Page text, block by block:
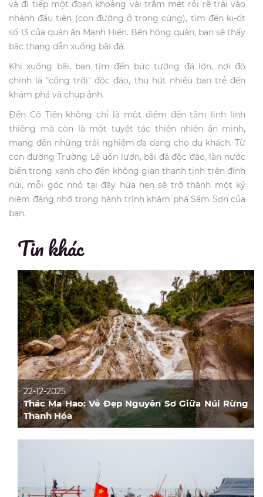
và đi tiếp một đoạn khoảng vài trăm mét rồi rẽ trái vào
nhánh đầu tiên (con đường ở trong cùng), tìm đến ki-ốt
số 13 của quán ăn Mạnh Hiền. Bên hông quán, bạn sẽ thấy
bậc thang dẫn xuống bãi đá.
Khi xuống bãi, bạn tìm đến bức tường đá lớn, nơi đó
chính là "cổng trời" độc đáo, thu hút nhiều bạn trẻ đến
khám phá và chụp ảnh.
Đền Cô Tiên không chỉ là một điểm đến tâm linh linh
thiêng mà còn là một tuyệt tác thiên nhiên ẩn mình,
mang đến những trải nghiệm đa dạng cho du khách. Từ
con đường Trường Lệ uốn lượn, bãi đá độc đáo, làn nước
biển trong xanh cho đến không gian thanh tịnh trên đỉnh
núi, mỗi góc nhỏ tại đây hứa hẹn sẽ trở thành một kỷ
niệm đáng nhớ trong hành trình khám phá Sầm Sơn của
bạn.
Tin khác
22-12-2025
Thác Ma Hao: Vẻ Đẹp Nguyên Sơ Giữa Núi Rừng
Thanh Hóa